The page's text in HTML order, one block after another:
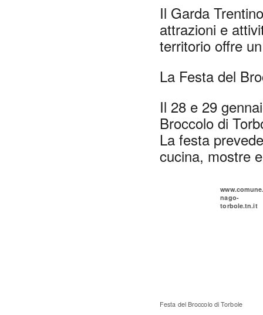
Il Garda
attrazioni e
territorio offre
La Festa del
Il 28 e 29
Broccolo di
La festa
cucina, mostre
Si apre in
nago-
torbole.tn.it
Festa del Broccolo di Torbole